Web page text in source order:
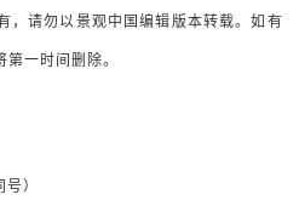
，请勿以景观中国编辑版本转载。如有
一时间删除。
）